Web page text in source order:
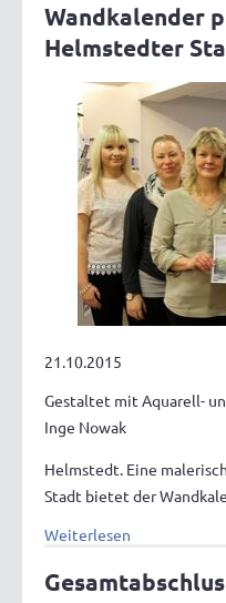
Wandkalender
Helmstedter
21.10.2015
Gestaltet mit Aquarell-
Inge Nowak
Helmstedt. Eine
Stadt bietet der
Weiterlesen